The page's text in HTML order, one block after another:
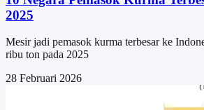
2025
Mesir jadi pemasok kurma terbesar ke
ribu ton pada 2025
28 Februari 2026